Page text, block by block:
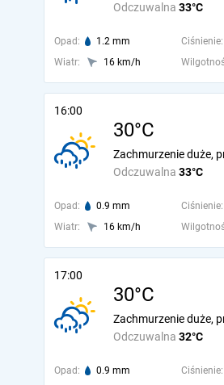
Odczuwalna 33°C
Opad: 1.2 mm Ciśnienie:
Wiatr:
16 km/h
16:00
30°C
Odczuwalna 33°C
Zachmurzenie duże,
Opad: 0.9 mm Ciśnienie:
Wiatr:
16 km/h
17:00
30°C
Odczuwalna 32°C
Zachmurzenie duże,
Opad: 0.9 mm Ciśnienie: